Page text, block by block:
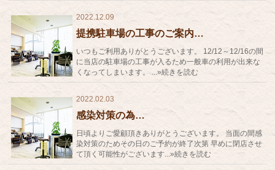
2022.12.09
提携駐車場の工事のご案内…
いつもご利用ありがとうございます。 12/12～12/16の間
に当店の駐車場の工事が入るため一般車の利用が出来な
くなってしまいます。 ...»続きを読む
2022.02.03
感染対策の為…
日頃よりご愛顧頂きありがとうございます。 当面の間感
染対策のためその日のご予約が終了次第 早めに閉店させ
て頂く可能性がございます...»続きを読む